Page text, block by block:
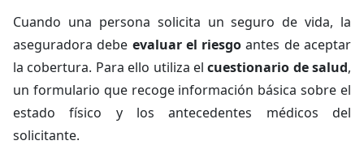
Cuando una persona solicita un seguro de vida, la
aseguradora debe evaluar el riesgo antes de aceptar
la cobertura. Para ello utiliza elcuestionario de salud,
un formulario que recoge información básica sobre el
estado físico y los antecedentes médicos del
solicitante.